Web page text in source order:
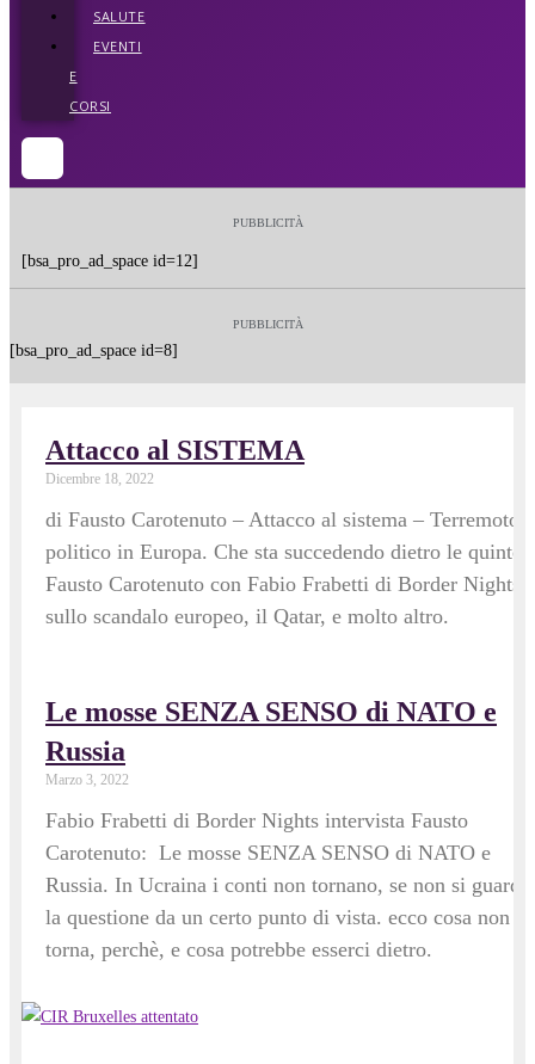
SALUTE
EVENTI
E
CORSI
PUBBLICITÀ
[bsa_pro_ad_space id=12]
PUBBLICITÀ
[bsa_pro_ad_space id=8]
Attacco al SISTEMA
Dicembre 18, 2022
di Fausto Carotenuto – Attacco al sistema – Terremoto
politico in Europa. Che sta succedendo dietro le quinte?
Fausto Carotenuto con Fabio Frabetti di Border Nights
sullo scandalo europeo, il Qatar, e molto altro.
Le mosse SENZA SENSO di NATO e
Russia
Marzo 3, 2022
Fabio Frabetti di Border Nights intervista Fausto
Carotenuto: Le mosse SENZA SENSO di NATO e
Russia. In Ucraina i conti non tornano, se non si guarda
la questione da un certo punto di vista. ecco cosa non
torna, perchè, e cosa potrebbe esserci dietro.